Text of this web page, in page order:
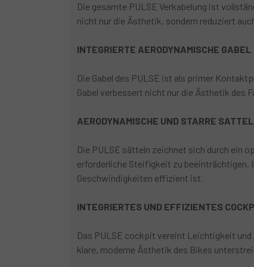
Die gesamte PULSE Verkabelung ist
nicht nur die Ästhetik, sondern reduziert
INTEGRIERTE AERODYNAMISCHE GABEL
Die Gabel des PULSE ist als primer
Gabel verbessert nicht nur die Ästhetik des
AERODYNAMISCHE UND STARRE
Die PULSE sätteln zeichnet sich durch ein
erforderliche Steifigkeit zu beeinträchtigen.
Geschwindigkeiten effizient ist.
INTEGRIERTES UND EFFIZIENTES
Das PULSE cockpit vereint Leichtigkeit
klare, moderne Ästhetik des Bikes